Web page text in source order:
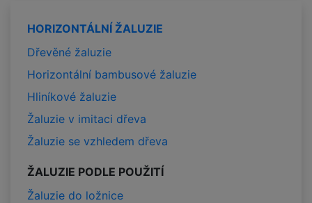
HORIZONTÁLNÍ ŽALUZIE
Dřevěné žaluzie
Horizontální bambusové žaluzie
Hliníkové žaluzie
Žaluzie v imitaci dřeva
Žaluzie se vzhledem dřeva
ŽALUZIE PODLE POUŽITÍ
Žaluzie do ložnice